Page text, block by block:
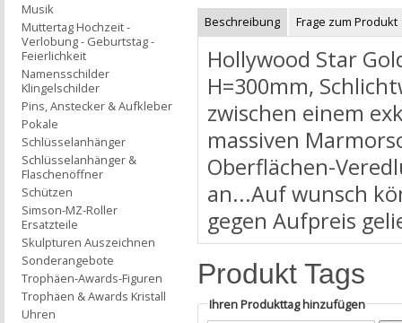
Beschreibung Frage zum Produkt
Hollywood Star
H=300mm,
zwischen einem
massiven
Oberflächen-
an...Auf wunsch
gegen Aufpreis
Produkt Tags
Ihren Produkttag hinzufügen
Musik
Muttertag Hochzeit -
Verlobung - Geburtstag -
Feierlichkeit
Namensschilder
Klingelschilder
Pins, Anstecker & Aufkleber
Pokale
Schlüsselanhänger
Schlüsselanhänger &
Flaschenöffner
Schützen
Simson-MZ-Roller
Ersatzteile
Skulpturen Auszeichnen
Sonderangebote
Trophäen-Awards-Figuren
Trophäen & Awards Kristall
Uhren